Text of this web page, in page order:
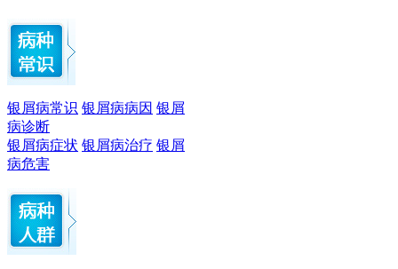
银屑病常识 银屑病病因 银屑
病诊断
银屑病症状 银屑病治疗 银屑
病危害